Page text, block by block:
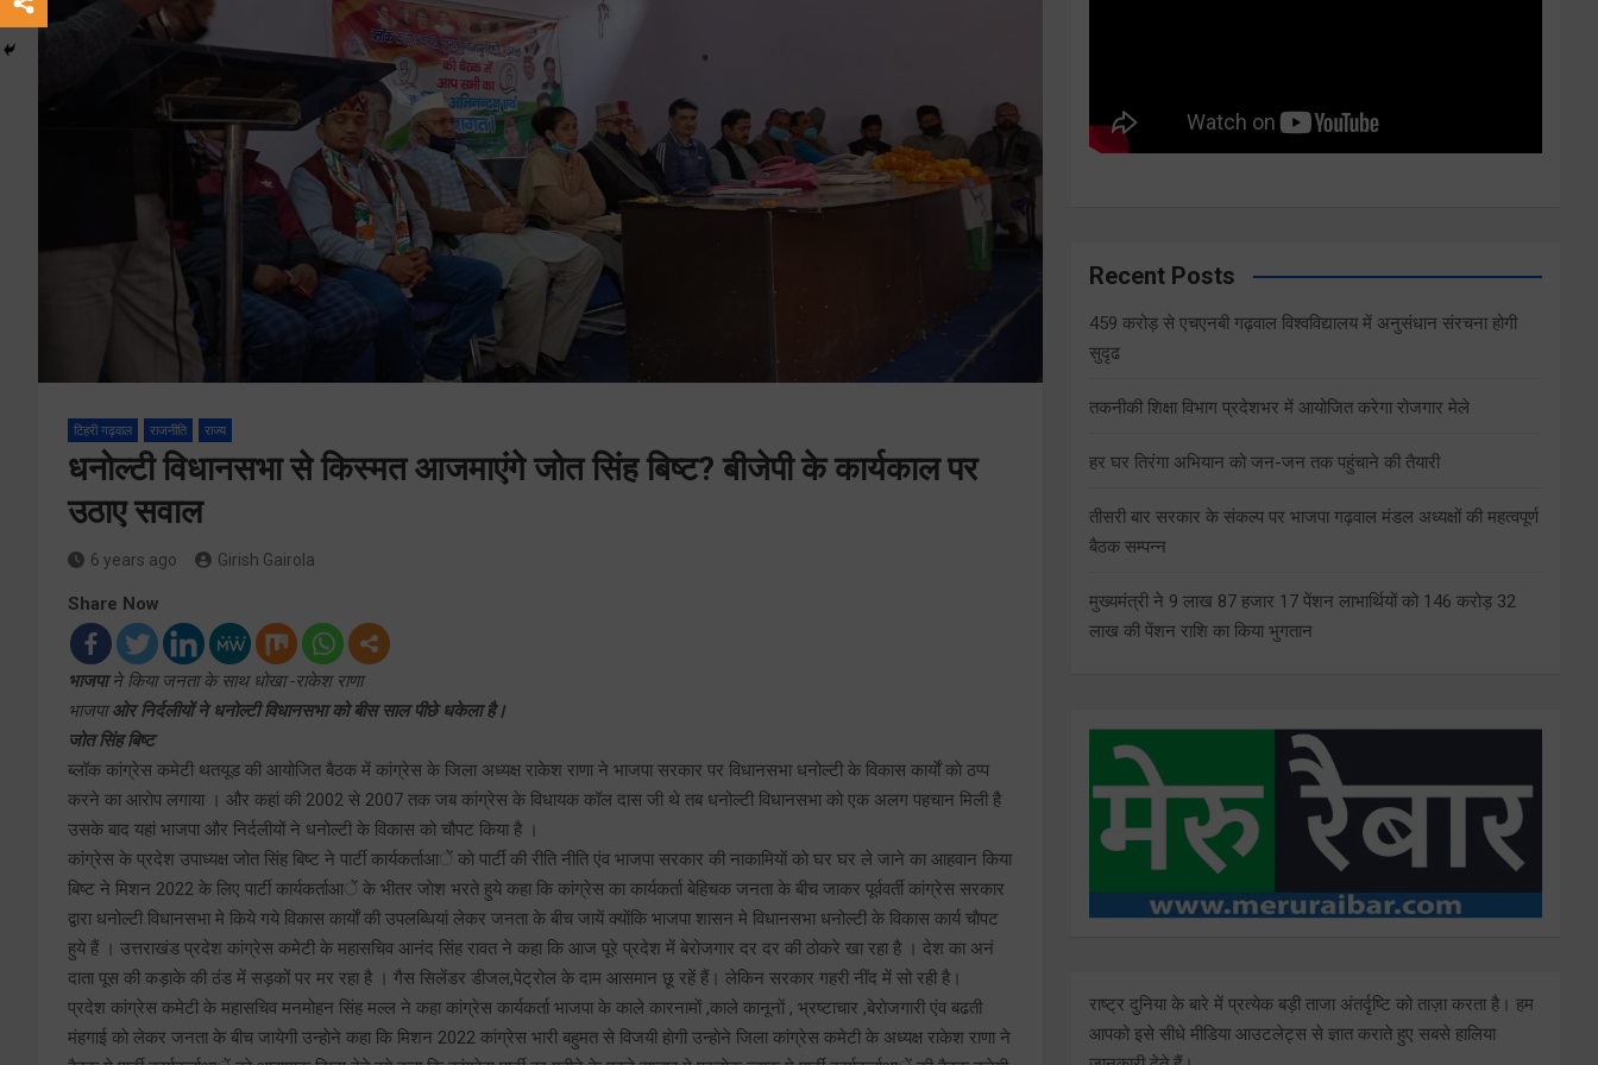
टिहरी गढ़वाल राजनीति राज्य
धनोल्टी विधानसभा से किस्मत आजमाएंगे जोत सिंह बिष्ट? बीजेपी के कार्यकाल पर
उठाए सवाल
6 years ago Girish Gairola
Share Now
भाजपाने किया जनता के साथ धोखा -राकेश राणा
भाजपाओर निर्दलीयों ने धनोल्टी विधानसभा को बीस साल पीछे धकेला है।
जोत सिंह बिष्ट
ब्लॉक कांग्रेस कमेटी थतयूड की आयोजित बैठक में कांग्रेस के जिला अध्यक्ष राकेश राणा ने भाजपा सरकार पर विधानसभा धनोल्टी के विकास कार्याें काे ठप्प
करने का आराेप लगाया । और कहां की 2002 से 2007 तक जब कांग्रेस के विधायक कॉल दास जी थे तब धनोल्टी विधानसभा को एक अलग पहचान मिली है
उसके बाद यहां भाजपा और निर्दलीयों ने धनोल्टी के विकास को चौपट किया है ।
कांग्रेस के प्रदेश उपाध्यक्ष जोत सिंह बिष्ट ने पार्टी कार्यकर्ताआें काे पार्टी की रीति नीति एंव भाजपा सरकार की नाकामियाें काे घर घर ले जाने का आहवान किया
बिष्ट ने मिशन 2022 के लिए पार्टी कार्यकर्ताआें के भीतर जाेश भरते हुये कहा कि कांग्रेस का कार्यकर्ता बेहिचक जनता के बीच जाकर पूर्ववर्ती कांग्रेस सरकार
द्वारा धनोल्टी विधानसभा मे किये गये विकास कार्याें की उपलब्धियां लेकर जनता के बीच जायें क्याेंकि भाजपा शासन मे विधानसभा धनोल्टी के विकास कार्य चाैपट
हुये हैं । उत्तराखंड प्रदेश कांग्रेस कमेटी के महासचिव आनंद सिंह रावत ने कहा कि आज पूरे प्रदेश में बेरोजगार दर दर की ठोकरे खा रहा है । देश का अनं
दाता पूस की कड़ाके की ठंड में सड़कों पर मर रहा है । गैस सिलेंडर डीजल,पेट्रोल के दाम आसमान छू रहें हैं। लेकिन सरकार गहरी नींद में सो रही है।
प्रदेश कांग्रेस कमेटी के महासचिव मनमोहन सिंह मल्ल ने कहा कांग्रेस कार्यकर्ता भाजपा के काले कारनामाें ,काले कानूनाें , भ्रष्टाचार ,बेराेजगारी एंव बढती
मंहगाई काे लेकर जनता के बीच जायेगी उन्हाेने कहा कि मिशन 2022 कांग्रेस भारी बहुमत से विजयी हाेगी उन्हाेने जिला कांग्रेस कमेटी के अध्यक्ष राकेश राणा ने
Recent Posts
459 करोड़ से एचएनबी गढ़वाल विश्वविद्यालय में अनुसंधान संरचना होगी
सुदृढ
तकनीकी शिक्षा विभाग प्रदेशभर में आयोजित करेगा रोजगार मेले
हर घर तिरंगा अभियान को जन-जन तक पहुंचाने की तैयारी
तीसरी बार सरकार के संकल्प पर भाजपा गढ़वाल मंडल अध्यक्षों की महत्वपूर्ण
बैठक सम्पन्न
मुख्यमंत्री ने 9 लाख 87 हजार 17 पेंशन लाभार्थियों को 146 करोड़ 32
लाख की पेंशन राशि का किया भुगतान
राष्ट्र दुनिया के बारे में प्रत्येक बड़ी ताजा अंतर्दृष्टि को ताज़ा करता है। हम
आपको इसे सीधे मीडिया आउटलेट्स से ज्ञात कराते हुए सबसे हालिया